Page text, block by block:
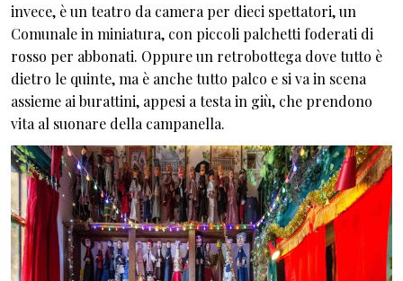
invece, è un teatro da camera per dieci spettatori, un
Comunale in miniatura, con piccoli palchetti foderati di
rosso per abbonati. Oppure un retrobottega dove tutto è
dietro le quinte, ma è anche tutto palco e si va in scena
assieme ai burattini, appesi a testa in giù, che prendono
vita al suonare della campanella.